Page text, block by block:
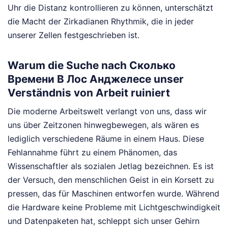
Uhr die Distanz kontrollieren zu können, unterschätzt
die Macht der Zirkadianen Rhythmik, die in jeder
unserer Zellen festgeschrieben ist.
Warum die Suche nach Сколько
Времени В Лос Анджелесе unser
Verständnis von Arbeit ruiniert
Die moderne Arbeitswelt verlangt von uns, dass wir
uns über Zeitzonen hinwegbewegen, als wären es
lediglich verschiedene Räume in einem Haus. Diese
Fehlannahme führt zu einem Phänomen, das
Wissenschaftler als sozialen Jetlag bezeichnen. Es ist
der Versuch, den menschlichen Geist in ein Korsett zu
pressen, das für Maschinen entworfen wurde. Während
die Hardware keine Probleme mit Lichtgeschwindigkeit
und Datenpaketen hat, schleppt sich unser Gehirn